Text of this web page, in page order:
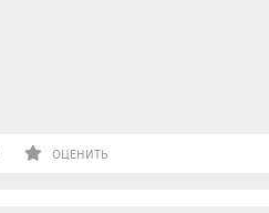
ОЦЕНИТЬ